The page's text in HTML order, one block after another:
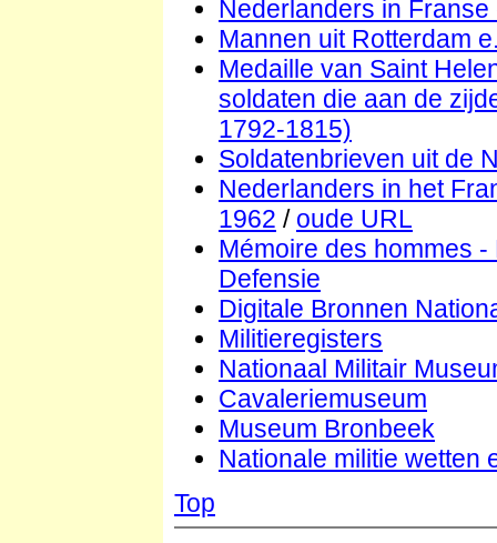
Nederlanders in
Mannen uit Rotterdam
Medaille van Saint
soldaten die aan de
1792-1815)
Soldatenbrieven uit de
Nederlanders in het
1962 / oude URL
Mémoire des hommes
Defensie
Digitale Bronnen
Militieregisters
Nationaal Militair
Cavaleriemuseum
Museum Bronbeek
Nationale militie wetten
Top